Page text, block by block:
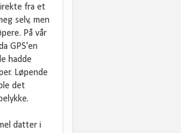
fra et
selv, men
På vår
GPS'en
hadde
Løpende
det
datter i